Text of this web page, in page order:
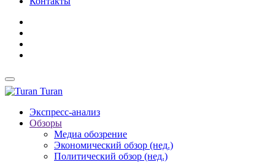
Turan
Экспресс-анализ
Обзоры
Медиа обозрение
Экономический обзор (нед.)
Политический обзор (нед.)